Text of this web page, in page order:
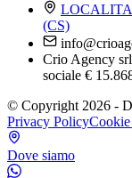
(CS)
Crio Agency
sociale €
© Copyright 2026 -
Privacy Policy
Dove siamo